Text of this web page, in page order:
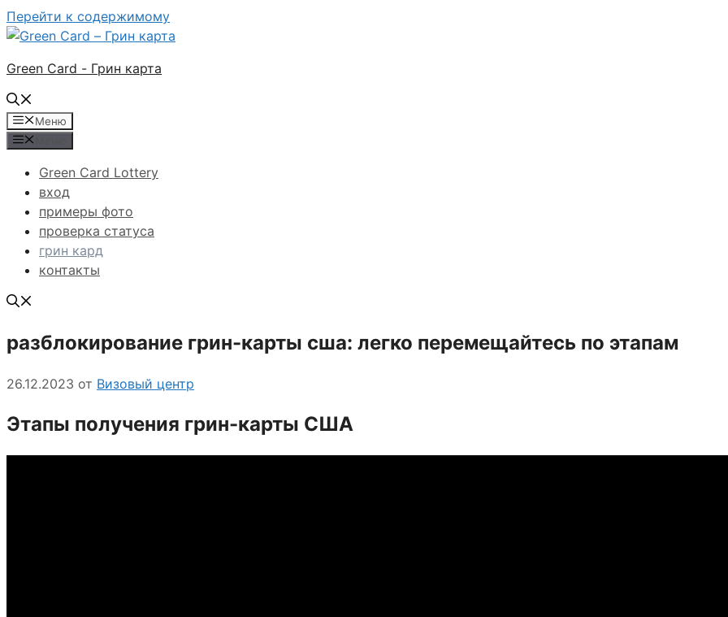
Перейти к содержимому
Green Card - Грин карта
Меню
Green Card Lottery
вход
примеры фото
проверка статуса
грин кард
контакты
разблокирование грин-карты сша: легко перемещайтесь по этапам
26.12.2023 от Визовый центр
Этапы получения грин-карты США